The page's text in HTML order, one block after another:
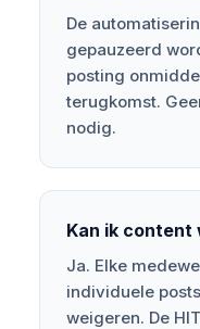
De
gepauzeerd
posting
terugkomst.
nodig.
Kan ik content
Ja. Elke
individuele
weigeren. De